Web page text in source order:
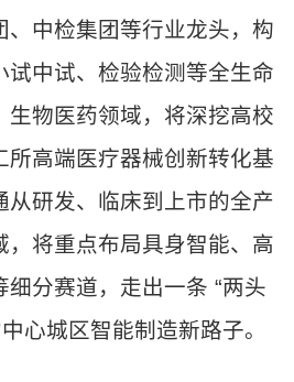
、中检集团等行业龙头，构
试中试、检验检测等全生命
生物医药领域，将深挖高校
所高端医疗器械创新转化基
从研发、临床到上市的全产
，将重点布局具身智能、高
分赛道，走出一条 “两头
心城区智能制造新路子。